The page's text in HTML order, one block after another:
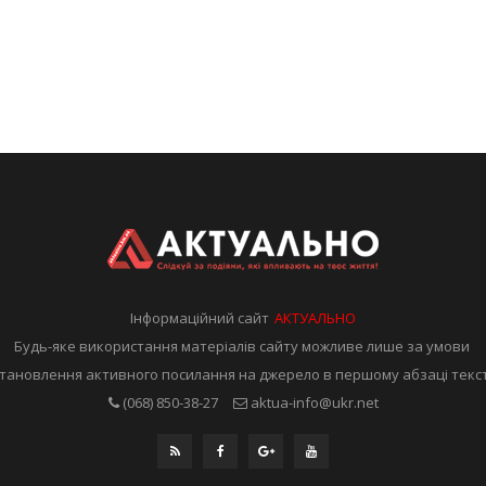
Інформаційний сайтАКТУАЛЬНО
Будь-яке використання матеріалів сайту можливе лише за умови
активного посилання на джерело в першому абзаці
(068) 850-38-27
aktua-info@ukr.net